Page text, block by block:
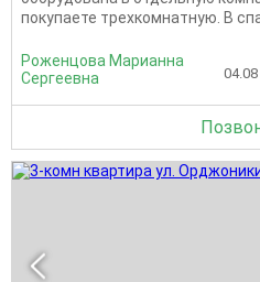
покупаете трехкомнатную. В
Роженцова Марианна
Сергеевна
04.08